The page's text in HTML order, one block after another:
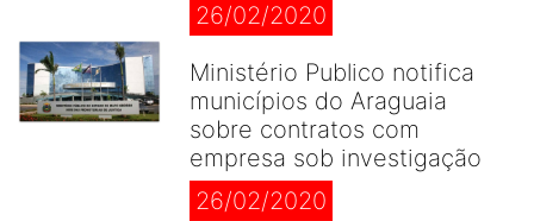
26/02/2020
Ministério Publico notifica
municípios do Araguaia
sobre contratos com
empresa sob investigação
26/02/2020